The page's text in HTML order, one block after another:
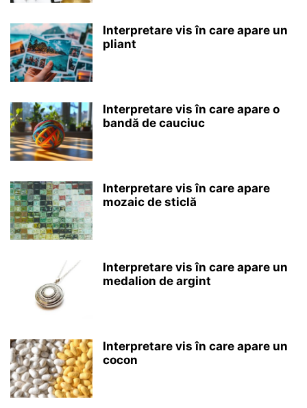
Interpretare vis în care apare un
pliant
Interpretare vis în care apare o
bandă de cauciuc
Interpretare vis în care apare
mozaic de sticlă
Interpretare vis în care apare un
medalion de argint
Interpretare vis în care apare un
cocon